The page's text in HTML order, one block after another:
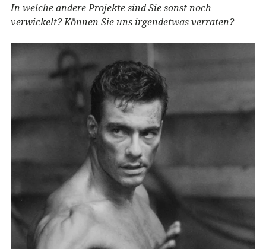
In welche andere Projekte sind Sie sonst noch
verwickelt? Können Sie uns irgendetwas verraten?